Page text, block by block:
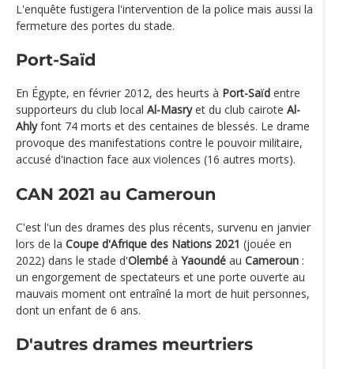
L'enquête fustigera l'intervention de la police mais aussi la
fermeture des portes du stade.
Port-Saïd
En Égypte, en février 2012, des heurts à Port-Saïd entre
supporteurs du club local Al-Masryet du club cairote Al-
Ahlyfont 74 morts et des centaines de blessés. Le drame
provoque des manifestations contre le pouvoir militaire,
accusé d'inaction face aux violences (16 autres morts).
CAN 2021 au Cameroun
C'est l'un des drames des plus récents, survenu en janvier
lors de la Coupe d'Afrique des Nations 2021 (jouée en
2022) dans le stade d'Olembé à Yaoundé au Cameroun :
un engorgement de spectateurs et une porte ouverte au
mauvais moment ont entraîné la mort de huit personnes,
dont un enfant de 6 ans.
D'autres drames meurtriers